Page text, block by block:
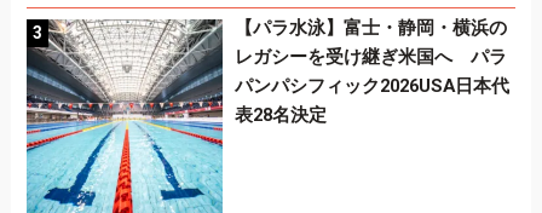
【パラ水泳】富士・静岡・横浜の
レガシーを受け継ぎ米国へ パラ
パンパシフィック2026USA日本代
表28名決定